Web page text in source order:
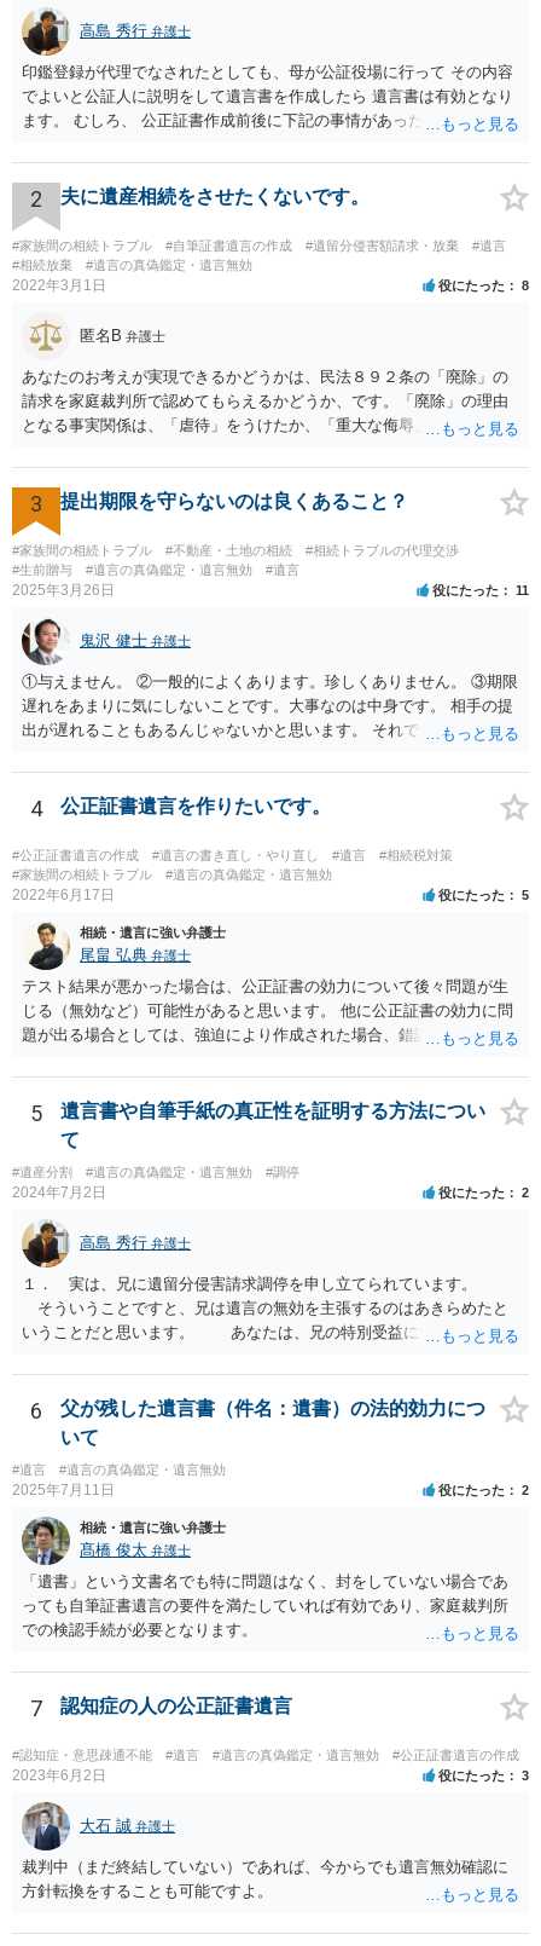
高島 秀行 弁護士
印鑑登録が代理でなされたとしても、母が公証役場に行って その内容
でよいと公証人に説明をして遺言書を作成したら 遺言書は有効となり
ます。 むしろ、 公正証書作成前後に下記の事情があったことが証明で
月に携帯が新しくなった母からの第一声は「ここにいたら殺される」
「面会に来てくれ」で、長男に聞くと「面会は出来ない。俺は携帯電
話の使い方を教える為に会っている」「母の話は聞かなくて良い」と
電話が切れました。その後の電話でも「食事に毒が入っている」「体
にチップが埋められている」等、おかしかったです。 当時の診療記
録、介護認定の資料、介護記録を取得して 弁護士に面談で相談された
2 夫に遺産相続をさせたくないです。
#家族間の相続トラブル #自筆証書遺言の作成 #遺留分侵害額請求・放棄
#遺言
#相続放棄
#遺言の真偽鑑定・遺言無効
2022年3月1日 役にたった 8
匿名B 弁護士
あなたのお考えが実現できるかどうかは、民法８９２条の「廃除」の
請求を家庭裁判所で認めてもらえるかどうか、です。「廃除」の理由
となる事実関係は、「虐待」をうけたか、「重大な侮辱」を受けた
「廃除」は遺言でも可能です（民法８９３条）。 弁護士に具体的な事
情を話して相談して、「廃除」が可能か、実際に法律相談を受けるこ
とをお勧めします。
3 提出期限を守らないのは良くあること？
#家族間の相続トラブル #不動産・土地の相続
#相続トラブルの代理交渉
#生前贈与
#遺言の真偽鑑定・遺言無効 #遺言
2025年3月26日 役にたった 11
鬼沢 健士 弁護士
①与えません。 ②一般的によくあります。珍しくありません。 ③期限
遅れをあまりに気にしないことです。大事なのは中身です。 相手の提
出が遅れることもあるんじゃないかと思います。 それでもあなた有利
4 公正証書遺言を作りたいです。
#公正証書遺言の作成 #遺言の書き直し・やり直し #遺言
#相続税対策
#家族間の相続トラブル
#遺言の真偽鑑定・遺言無効
2022年6月17日 役にたった 5
相続・遺言に強い弁護士
尾畠 弘典 弁護士
テスト結果が悪かった場合は、公正証書の効力について後々問題が生
じる（無効など）可能性があると思います。 他に公正証書の効力に問
題が出る場合としては、強迫により作成された場合、錯誤（勘違い）
すが、弁護士に作成を依頼する場合は、１０～数十万円程度になるケ
ースが多いと思います。 報酬体系は、弁護士ごとに異なりますので一
律の基準はありません。
5
遺言書や自筆手紙の真正性を証明する方法につい
て
#遺産分割 #遺言の真偽鑑定・遺言無効 #調停
2024年7月2日 役にたった 2
高島 秀行 弁護士
１． 実は、兄に遺留分侵害請求調停を申し立てられています。
そういうことですと、兄は遺言の無効を主張するのはあきらめたと
いうことだと思います。 あなたは、兄の特別受益について立証し
詳しい事情を話して相談された方がよいと思います。
6
父が残した遺言書（件名：遺書）の法的効力につ
いて
#遺言 #遺言の真偽鑑定・遺言無効
2025年7月11日 役にたった 2
相続・遺言に強い弁護士
髙橋 俊太 弁護士
「遺書」という文書名でも特に問題はなく、封をしていない場合であ
っても自筆証書遺言の要件を満たしていれば有効であり、家庭裁判所
での検認手続が必要となります。
7 認知症の人の公正証書遺言
#認知症・意思疎通不能 #遺言 #遺言の真偽鑑定・遺言無効 #公正証書遺言の作成
2023年6月2日 役にたった 3
大石 誠 弁護士
裁判中（まだ終結していない）であれば、今からでも遺言無効確認に
方針転換をすることも可能ですよ。